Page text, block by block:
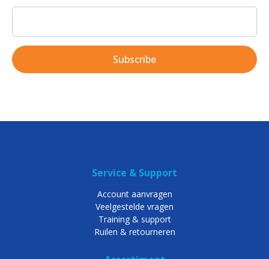
Service & Support
Account aanvragen
Veelgestelde vragen
Training & support
Ruilen & retourneren